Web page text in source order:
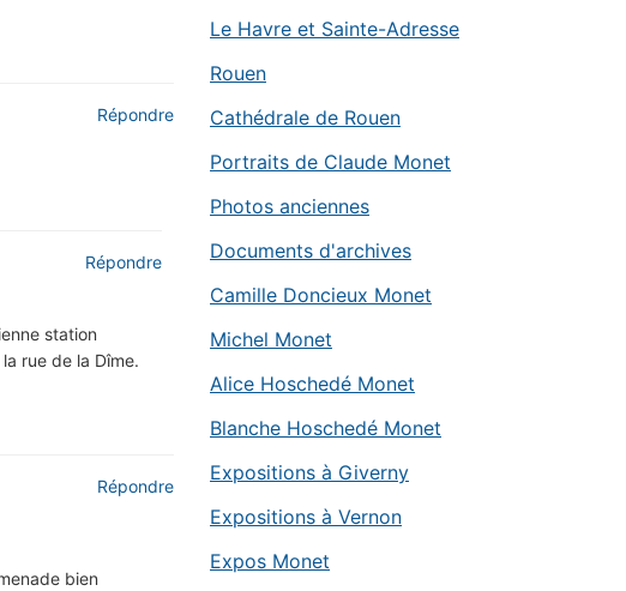
Répondre
station
rue de la Dîme.
Répondre
bien
Répondre
Le Havre et Sainte-Adresse
Rouen
Cathédrale de Rouen
Portraits de Claude Monet
Photos anciennes
Documents d'archives
Camille Doncieux Monet
Michel Monet
Alice Hoschedé Monet
Blanche Hoschedé Monet
Expositions à Giverny
Expositions à Vernon
Expos Monet